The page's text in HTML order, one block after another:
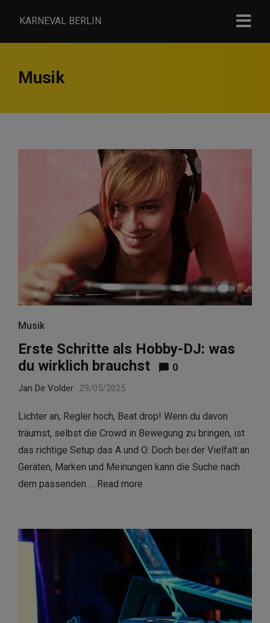
KARNEVAL BERLIN
Musik
Musik
Erste Schritte als Hobby-DJ: was
du wirklich brauchst
0
Jan De Volder 29/05/2025
Lichter an, Regler hoch, Beat drop! Wenn du davon
träumst, selbst die Crowd in Bewegung zu bringen, ist
das richtige Setup das A und O. Doch bei der Vielfalt an
Geräten, Marken und Meinungen kann die Suche nach
dem passenden … Read more